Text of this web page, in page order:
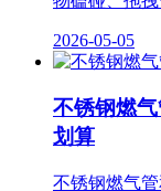
2026-05-05
不锈钢燃
划算
不锈钢燃气